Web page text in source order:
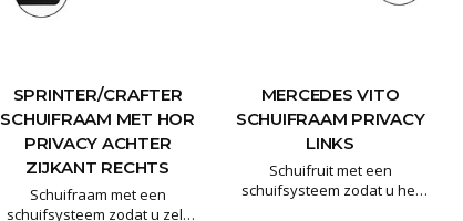
SPRINTER/CRAFTER
SCHUIFRAAM MET HOR
PRIVACY ACHTER
ZIJKANT RECHTS
Schuifraam met een
schuifsysteem zodat u zelf
MERCEDES VITO
SCHUIFRAAM PRIVACY
LINKS
Schuifruit met een
schuifsysteem zodat u het